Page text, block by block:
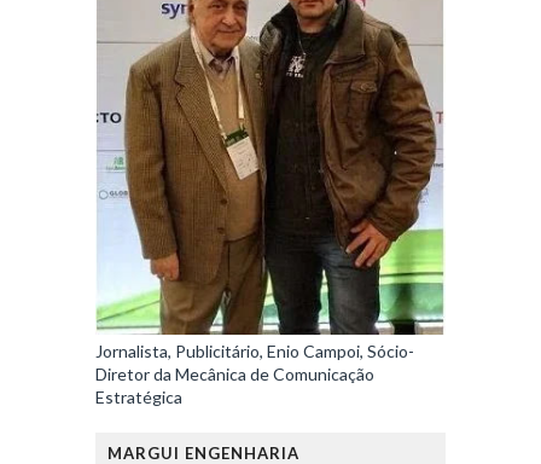
Jornalista, Publicitário, Enio Campoi, Sócio-
Diretor da Mecânica de Comunicação
Estratégica
MARGUI ENGENHARIA